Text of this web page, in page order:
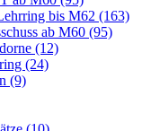
bis M62 (163)
ab M60 (95)
(12)
(24)
(9)